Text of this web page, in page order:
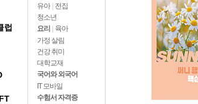
유아 | 전집
청소년
요리
육아
가정 살림
건강 취미
대학교재
국어와 외국어
IT 모바일
수험서 자격증
럽